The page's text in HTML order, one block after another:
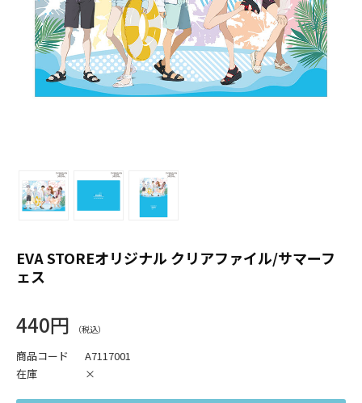
EVA STOREオリジナル クリアファイル/サマーフ
ェス
440円
商品コード
A7117001
在庫
×